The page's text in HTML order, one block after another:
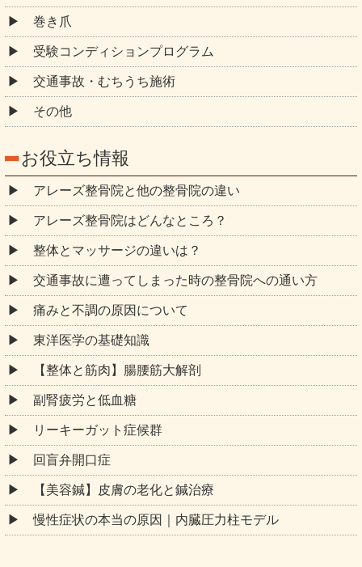
巻き爪
受験コンディションプログラム
交通事故・むちうち施術
その他
お役立ち情報
アレーズ整骨院と他の整骨院の違い
アレーズ整骨院はどんなところ？
整体とマッサージの違いは？
交通事故に遭ってしまった時の整骨院への通い方
痛みと不調の原因について
東洋医学の基礎知識
【整体と筋肉】腸腰筋大解剖
副腎疲労と低血糖
リーキーガット症候群
回盲弁開口症
【美容鍼】皮膚の老化と鍼治療
慢性症状の本当の原因｜内臓圧力柱モデル